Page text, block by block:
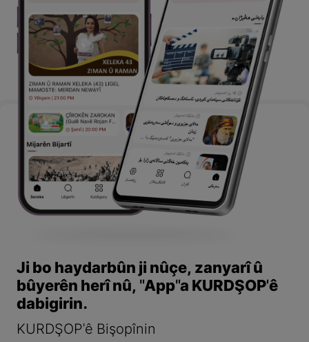
Ji bo haydarbûn ji nûçe, zanyarî û
bûyerên herî nû, "App"a KURDŞOP'ê
dabigirin.
KURDŞOP'ê Bişopînin